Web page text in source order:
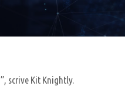
scrive Kit Knightly.